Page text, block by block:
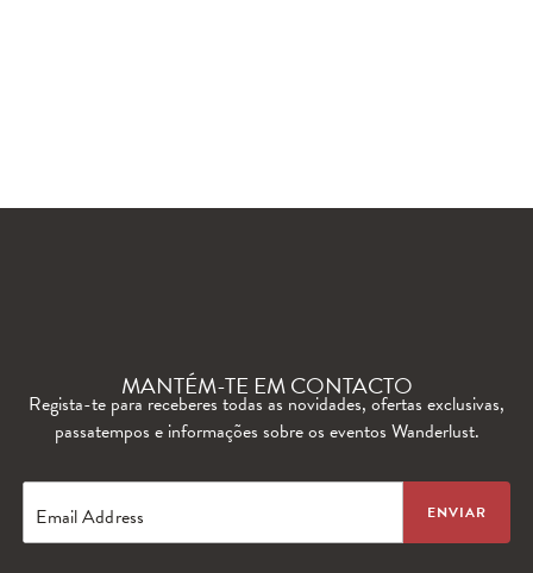
MANTÉM-TE EM CONTACTO
Regista-te para receberes todas as novidades, ofertas exclusivas,
passatempos e informações sobre os eventos Wanderlust.
Email Address